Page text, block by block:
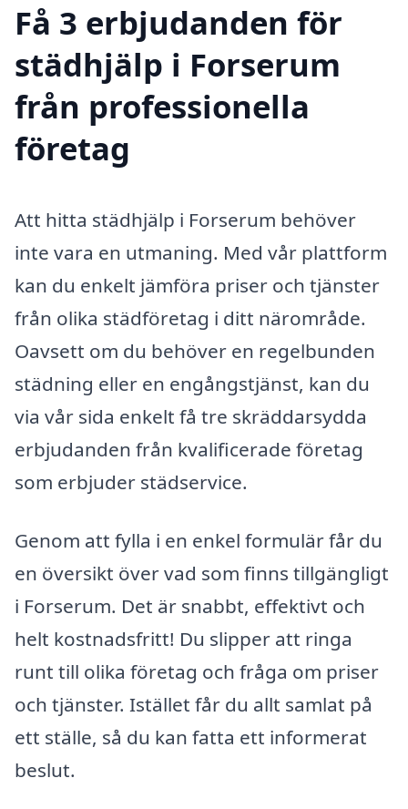
Få 3 erbjudanden för
städhjälp i Forserum
från professionella
företag
Att hitta städhjälp i Forserum behöver
inte vara en utmaning. Med vår plattform
kan du enkelt jämföra priser och tjänster
från olika städföretag i ditt närområde.
Oavsett om du behöver en regelbunden
städning eller en engångstjänst, kan du
via vår sida enkelt få tre skräddarsydda
erbjudanden från kvalificerade företag
som erbjuder städservice.
Genom att fylla i en enkel formulär får du
en översikt över vad som finns tillgängligt
i Forserum. Det är snabbt, effektivt och
helt kostnadsfritt! Du slipper att ringa
runt till olika företag och fråga om priser
och tjänster. Istället får du allt samlat på
ett ställe, så du kan fatta ett informerat
beslut.